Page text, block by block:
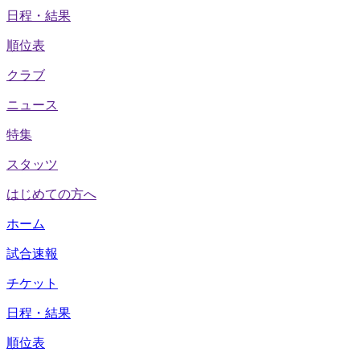
日程・結果
順位表
クラブ
ニュース
特集
スタッツ
はじめての方へ
ホーム
試合速報
チケット
日程・結果
順位表